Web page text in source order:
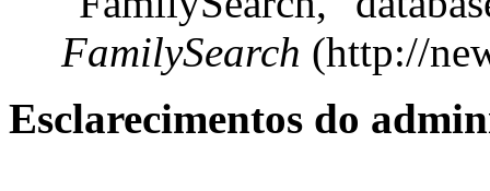
FamilySearch (http://
Esclarecimentos do